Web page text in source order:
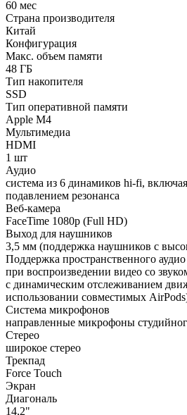
60 мес
Страна производителя
Китай
Конфигурация
Макс. объем памяти
48 ГБ
Тип накопителя
SSD
Тип оперативной памяти
Apple M4
Мультимедиа
HDMI
1 шт
Аудио
система из 6 динамиков hi-fi,
подавлением резонанса
Веб-камера
FaceTime 1080p (Full HD)
Выход для наушников
3,5 мм (поддержка наушников с
Поддержка пространственного аудио
при воспроизведении видео со
с динамическим отслеживанием
использовании совместимых
Система микрофонов
направленные микрофоны
Стерео
широкое стерео
Трекпад
Force Touch
Экран
Диагональ
14,2"